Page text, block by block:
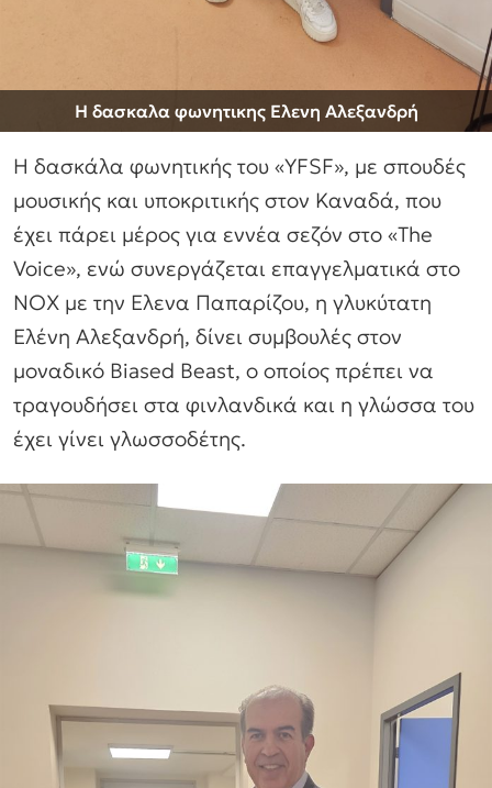
Η δασκαλα φωνητικης Ελενη Αλεξανδρή
H δασκάλα φωνητικής του «YFSF», με σπουδές
μουσικής και υποκριτικής στον Καναδά, που
έχει πάρει μέρος για εννέα σεζόν στο «The
Voice», ενώ συνεργάζεται επαγγελματικά στο
NOX με την Ελενα Παπαρίζου, η γλυκύτατη
Ελένη Αλεξανδρή, δίνει συμβουλές στον
μοναδικό Βiased Beast, o οποίος πρέπει να
τραγουδήσει στα φινλανδικά και η γλώσσα του
έχει γίνει γλωσσοδέτης.